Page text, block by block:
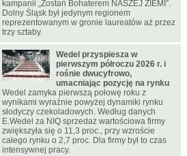
kampanii „Zostań Bohaterem NASZEJ ZIEMI”.
Dolny Śląsk był jedynym regionem
reprezentowanym w gronie laureatów aż przez
trzy sztaby.
Wedel przyspiesza w
pierwszym półroczu 2026 r. i
rośnie dwucyfrowo,
umacniając pozycję na rynku
Wedel zamyka pierwszą połowę roku z
wynikami wyraźnie powyżej dynamiki rynku
słodyczy czekoladowych. Według danych
E.Wedel za NIQ sprzedaż wartościowa firmy
zwiększyła się o 11,3 proc., przy wzroście
całego rynku o 2,7 proc. Dla firmy był to czas
intensywnej pracy.